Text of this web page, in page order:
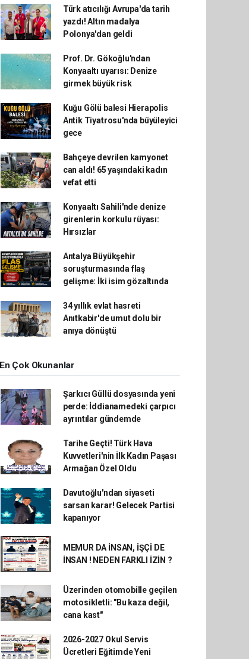
Türk atıcılığı Avrupa'da tarih
yazdı! Altın madalya
Polonya'dan geldi
Prof. Dr. Gökoğlu'ndan
Konyaaltı uyarısı: Denize
girmek büyük risk
Kuğu Gölü balesi Hierapolis
Antik Tiyatrosu'nda büyüleyici
gece
Bahçeye devrilen kamyonet
can aldı! 65 yaşındaki kadın
vefat etti
Konyaaltı Sahili'nde denize
girenlerin korkulu rüyası:
Hırsızlar
Antalya Büyükşehir
soruşturmasında flaş
gelişme: İki isim gözaltında
34 yıllık evlat hasreti
Anıtkabir'de umut dolu bir
anıya dönüştü
En Çok Okunanlar
Şarkıcı Güllü dosyasında yeni
perde: İddianamedeki çarpıcı
ayrıntılar gündemde
Tarihe Geçti! Türk Hava
Kuvvetleri'nin İlk Kadın Paşası
Armağan Özel Oldu
Davutoğlu'ndan siyaseti
sarsan karar! Gelecek Partisi
kapanıyor
MEMUR DA İNSAN, İŞÇİ DE
İNSAN ! NEDEN FARKLI İZİN ?
Üzerinden otomobille geçilen
motosikletli: "Bu kaza değil,
cana kast"
2026-2027 Okul Servis
Ücretleri Eğitimde Yeni